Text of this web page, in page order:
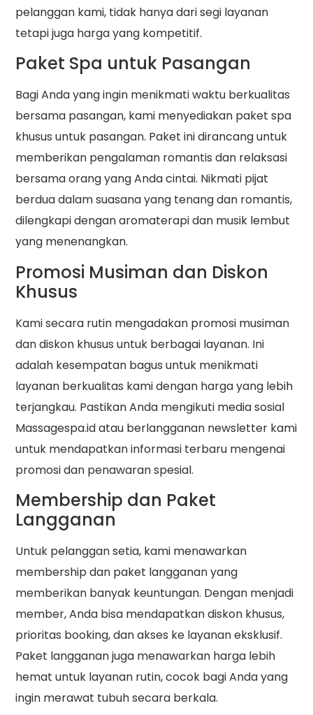
pelanggan kami, tidak hanya dari segi layanan
tetapi juga harga yang kompetitif.
Paket Spa untuk Pasangan
Bagi Anda yang ingin menikmati waktu berkualitas
bersama pasangan, kami menyediakan paket spa
khusus untuk pasangan. Paket ini dirancang untuk
memberikan pengalaman romantis dan relaksasi
bersama orang yang Anda cintai. Nikmati pijat
berdua dalam suasana yang tenang dan romantis,
dilengkapi dengan aromaterapi dan musik lembut
yang menenangkan.
Promosi Musiman dan Diskon
Khusus
Kami secara rutin mengadakan promosi musiman
dan diskon khusus untuk berbagai layanan. Ini
adalah kesempatan bagus untuk menikmati
layanan berkualitas kami dengan harga yang lebih
terjangkau. Pastikan Anda mengikuti media sosial
Massagespa.id atau berlangganan newsletter kami
untuk mendapatkan informasi terbaru mengenai
promosi dan penawaran spesial.
Membership dan Paket
Langganan
Untuk pelanggan setia, kami menawarkan
membership dan paket langganan yang
memberikan banyak keuntungan. Dengan menjadi
member, Anda bisa mendapatkan diskon khusus,
prioritas booking, dan akses ke layanan eksklusif.
Paket langganan juga menawarkan harga lebih
hemat untuk layanan rutin, cocok bagi Anda yang
ingin merawat tubuh secara berkala.